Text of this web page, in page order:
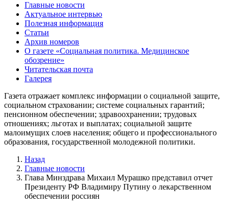
Главные новости
Актуальное интервью
Полезная информация
Статьи
Архив номеров
О газете «Социальная политика. Медицинское
обозрение»
Читательская почта
Галерея
Газета отражает комплекс информации о социальной защите,
социальном страховании; системе социальных гарантий;
пенсионном обеспечении; здравоохранении; трудовых
отношениях; льготах и выплатах; социальной защите
малоимущих слоев населения; общего и профессионального
образования, государственной молодежной политики.
Назад
Главные новости
Глава Минздрава Михаил Мурашко представил отчет
Президенту РФ Владимиру Путину о лекарственном
обеспечении россиян